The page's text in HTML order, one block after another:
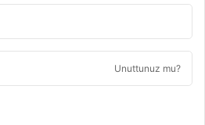
Unuttunuz mu?